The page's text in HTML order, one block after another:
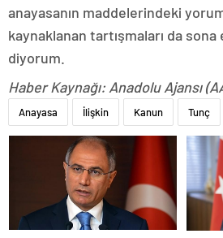
anayasanın maddelerindeki
kaynaklanan tartışmaları da
diyorum.
Haber Kaynağı: Anadolu Ajansı
Anayasa İlişkin Kanun Tunç